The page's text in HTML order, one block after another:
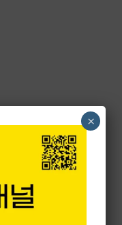
8055052582204
2,480,000원
×